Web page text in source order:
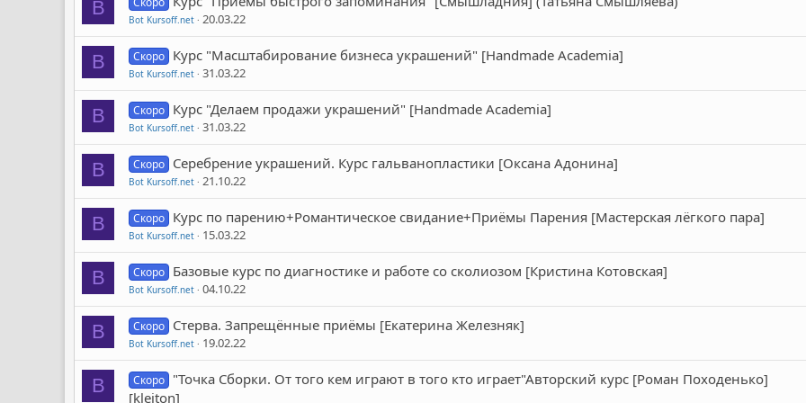
B
Bot Kursoff.net 20.03.22
B Скоро Курс "Масштабирование бизнеса украшений" [Handmade Academia]
Bot Kursoff.net 31.03.22
B Скоро Курс "Делаем продажи украшений" [Handmade Academia]
Bot Kursoff.net 31.03.22
B Скоро Серебрение украшений. Курс гальванопластики [Оксана Адонина]
Bot Kursoff.net 21.10.22
B Скоро Курс по парению+Романтическое свидание+Приёмы Парения [Мастерская лёгкого пара]
Bot Kursoff.net 15.03.22
B Скоро Базовые курс по диагностике и работе со сколиозом [Кристина Котовская]
Bot Kursoff.net 04.10.22
B Скоро Стерва. Запрещённые приёмы [Екатерина Железняк]
Bot Kursoff.net 19.02.22
B Скоро "Точка Сборки. От того кем играют в того кто играет"Авторский курс [Роман Походенько]
[kleiton]